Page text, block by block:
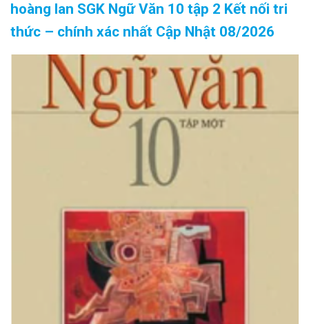
hoàng lan SGK Ngữ Văn 10 tập 2 Kết nối tri
thức – chính xác nhất Cập Nhật 08/2026